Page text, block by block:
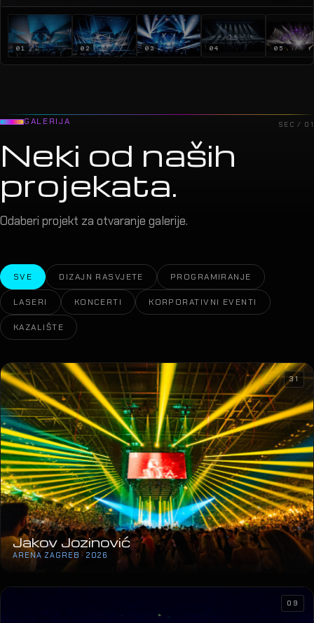
01 02 03 04 05
GALERIJA
Neki od naših
projekata.
Odaberi projekt za otvaranje galerije.
SEC / 01
SVE DIZAJN RASVJETE PROGRAMIRANJE
LASERI KONCERTI KORPORATIVNI EVENTI
KAZALIŠTE
Jakov Jozinović
ARENA ZAGREB · 2026
31
09